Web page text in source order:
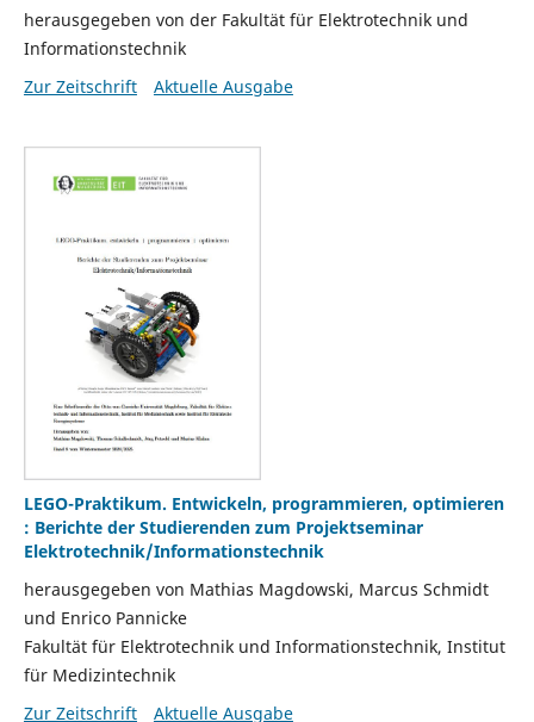
herausgegeben von der Fakultät für Elektrotechnik und
Informationstechnik
Zur Zeitschrift
Aktuelle Ausgabe
LEGO-Praktikum. Entwickeln, programmieren, optimieren
: Berichte der Studierenden zum Projektseminar
Elektrotechnik/Informationstechnik
herausgegeben von Mathias Magdowski, Marcus Schmidt
und Enrico Pannicke
Fakultät für Elektrotechnik und Informationstechnik, Institut
für Medizintechnik
Zur Zeitschrift
Aktuelle Ausgabe